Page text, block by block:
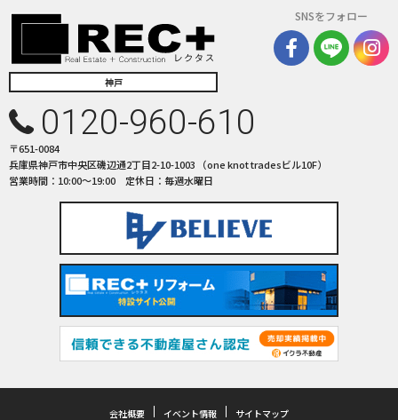
神戸
SNSをフォロー
0120-960-610
〒651-0084
兵庫県神戸市中央区磯辺通2丁目2-10-1003 （one knot tradesビル10F）
営業時間：10:00〜19:00 定休日：毎週水曜日
会社概要 イベント情報 サイトマップ